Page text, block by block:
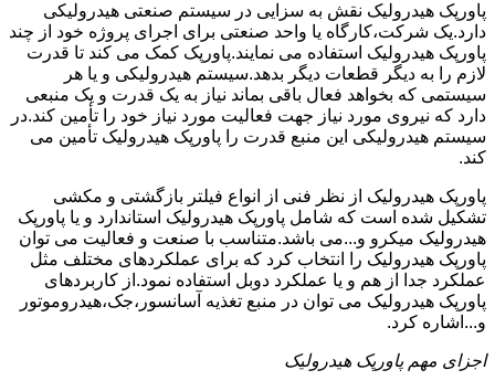
پاورپک هیدرولیک نقش به سزایی در سیستم صنعتی هیدرولیکی
دارد.یک شرکت،کارگاه یا واحد صنعتی برای اجرای پروژه خود از چند
پاورپک هیدرولیک استفاده می نمایند.پاورپک کمک می کند تا قدرت
لازم را به دیگر قطعات دیگر بدهد.سیستم هیدرولیکی و یا هر
سیستمی که بخواهد فعال باقی بماند نیاز به یک قدرت و یک منبعی
دارد که نیروی مورد نیاز جهت فعالیت مورد نیاز خود را تأمین کند.در
سیستم هیدرولیکی این منبع قدرت را پاورپک هیدرولیک تأمین می
کند.
پاورپک هیدرولیک از نظر فنی از انواع فیلتر بازگشتی و مکشی
تشکیل شده است که شامل پاورپک هیدرولیک استاندارد و یا پاورپک
هیدرولیک میکرو و...می باشد.متناسب با صنعت و فعالیت می توان
پاورپک هیدرولیک را انتخاب کرد که برای عملکردهای مختلف مثل
عملکرد جدا از هم و یا عملکرد دوبل استفاده نمود.از کاربردهای
پاورپک هیدرولیک می توان در منبع تغذیه آسانسور،جک،هیدروموتور
و...اشاره کرد.
اجزای مهم پاورپک هیدرولیک